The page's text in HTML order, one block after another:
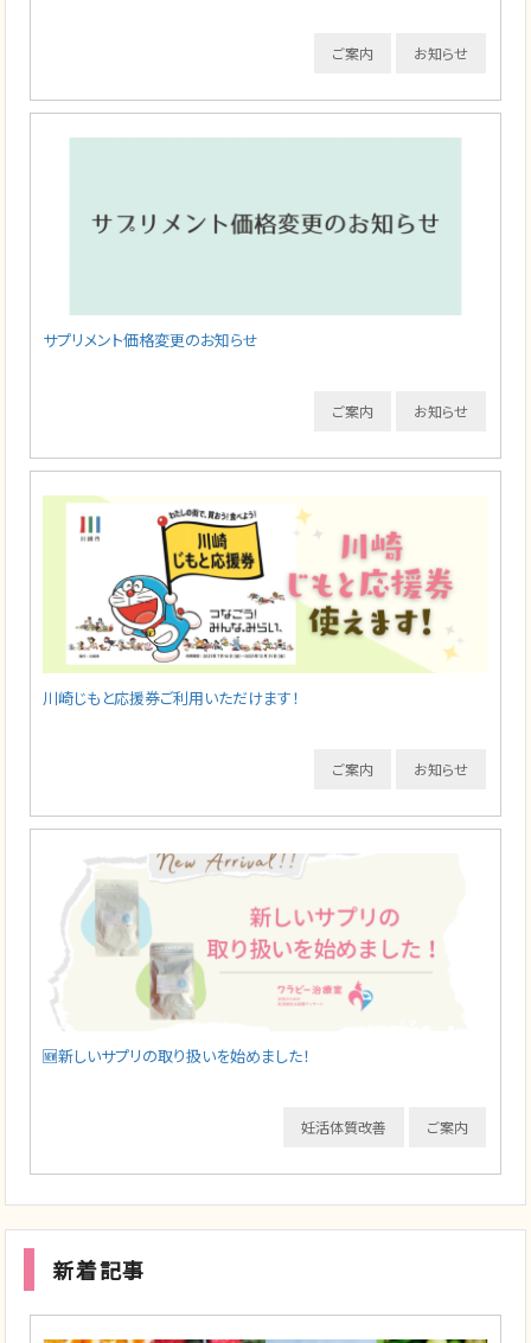
お知らせ
ご案内
サプリメント価格変更のお知らせ
お知らせ
ご案内
川崎じもと応援券ご利用いただけます！
お知らせ
ご案内
🆕新しいサプリの取り扱いを始めました！
ご案内
妊活体質改善
新着記事